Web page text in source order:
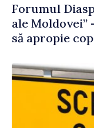
Forumul
ale
să apropie